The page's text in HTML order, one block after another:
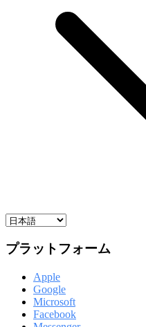
プラットフォーム
Apple
Google
Microsoft
Facebook